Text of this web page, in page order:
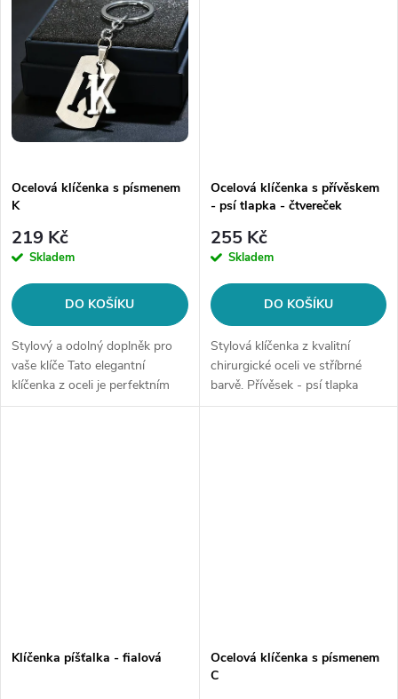
Ocelová klíčenka s písmenem
K
219 Kč
Skladem
DO KOŠÍKU
Stylový a odolný doplněk pro
vaše klíče Tato elegantní
klíčenka z oceli je perfektním
způsobem, jak si uspořádat
Ocelová klíčenka s přívěskem
- psí tlapka - čtvereček
255 Kč
Skladem
DO KOŠÍKU
Stylová klíčenka z kvalitní
chirurgické oceli ve stříbrné
barvě. Přívěsek - psí tlapka
Klíčenka píšťalka - fialová
Ocelová klíčenka s písmenem
C